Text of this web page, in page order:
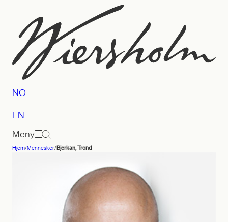
innhold
Advokatfirmaet
NO
EN
Meny
Hjem/Mennesker/Bjerkan, Trond